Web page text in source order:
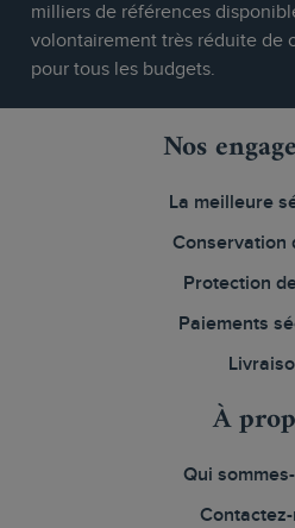
milliers de références
volontairement très réduite de
pour tous les budgets.
Nos
La meilleure
Conservation
Protection
Paiements
À
Qui